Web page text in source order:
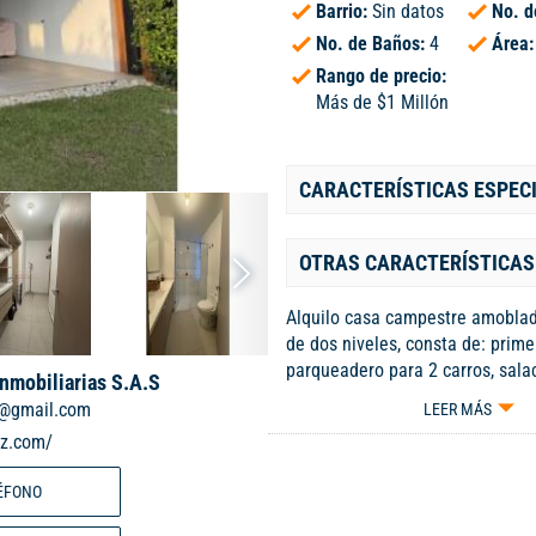
S.A.S
Barrio: Sin datos
No.
No. de Baños: 4
Rango de precio:
Más de $1 Millón
CARACTERÍSTICAS
OTRAS CARACTERÍSTICAS
Alquilo casa campestre
de dos niveles, consta de:
parqueadero para 2 carros,
terraza, patio de ropas, baño
zona verde, Segundo piso: 3
LEER MÁS